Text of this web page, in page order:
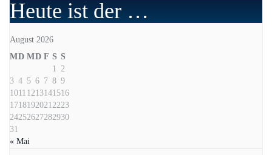
Heute ist der …
August 2026
MD MD F S S
1 2
3 4 5 6 7 8 9
1011 1213141516
17181920212223
24252627282930
31
« Mai